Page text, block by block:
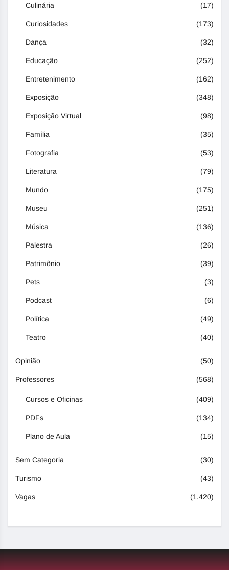
Culinária (17)
Curiosidades (173)
Dança (32)
Educação (252)
Entretenimento (162)
Exposição (348)
Exposição Virtual (98)
Família (35)
Fotografia (53)
Literatura (79)
Mundo (175)
Museu (251)
Música (136)
Palestra (26)
Patrimônio (39)
Pets (3)
Podcast (6)
Política (49)
Teatro (40)
Opinião (50)
Professores (568)
Cursos e Oficinas (409)
PDFs (134)
Plano de Aula (15)
Sem Categoria (30)
Turismo (43)
Vagas (1.420)